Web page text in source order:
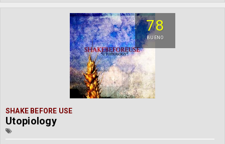
78
BUENO
SHAKE BEFORE USE
Utopiology